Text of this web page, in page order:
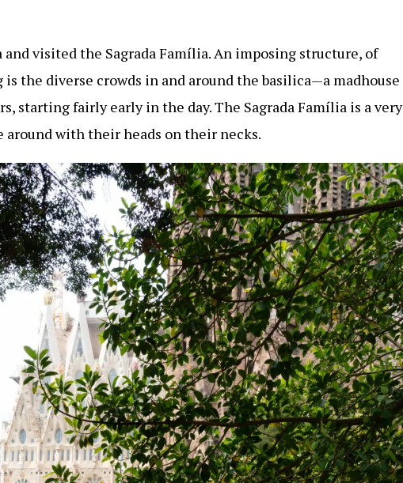
and visited the Sagrada Família. An imposing structure, of
the diverse crowds in and around the basilica—a madhouse
starting fairly early in the day. The Sagrada Família is a very
with their heads on their necks.